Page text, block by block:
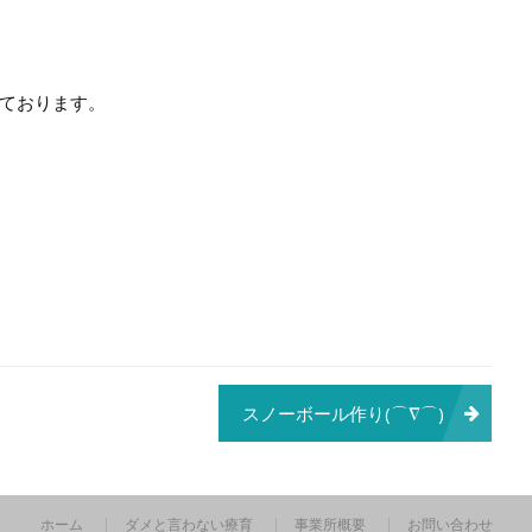
おります。
スノーボール作り(⌒∇⌒)
ホーム ダメと言わない療育 事業所概要 お問い合わせ